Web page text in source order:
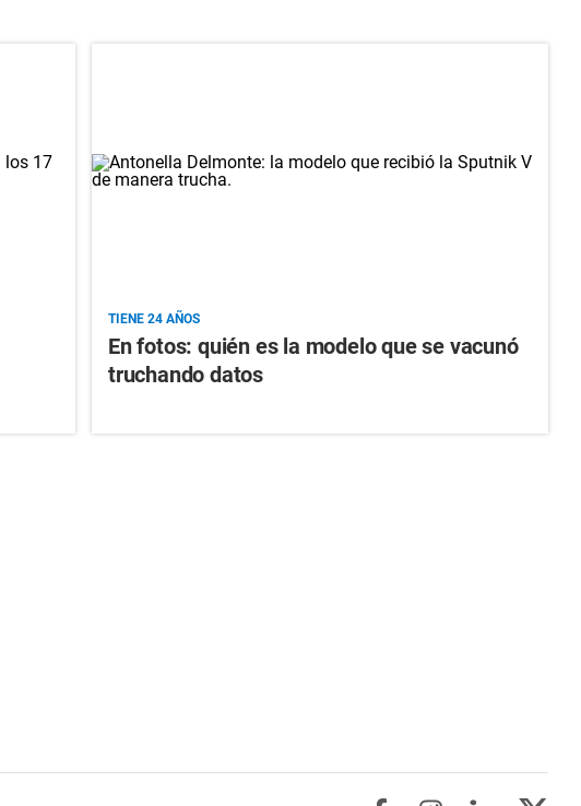
TIENE 24 AÑOS
En fotos: quién es la modelo que se vacunó
truchando datos